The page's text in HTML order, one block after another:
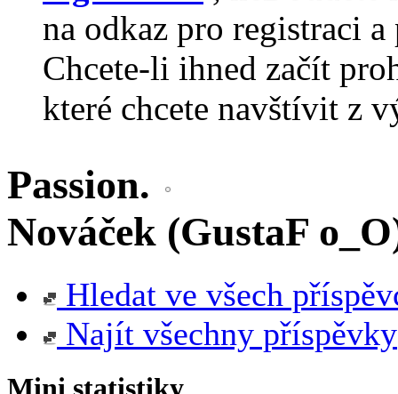
na odkaz pro registraci
Chcete-li ihned začít
které chcete navštívit z
Passion.
Nováček (GustaF
Hledat ve všech
Najít všechny příspěvky